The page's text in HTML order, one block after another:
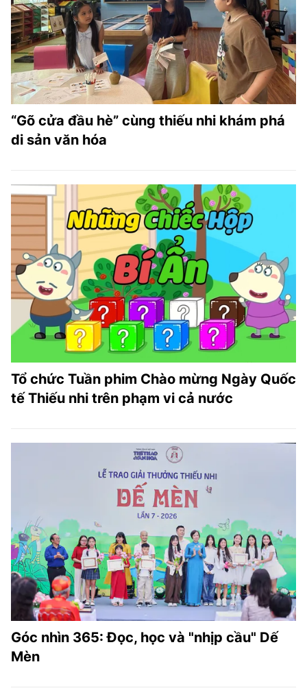
TRA CỨU PHƯỜNG XÃ
CỐNG HIẾN
BÙI XUÂN PHÁI
TIỆN ÍCH
LIÊN HỆ QUẢNG CÁO
Điện thoại: 024.38254756
MẠNG XÃ HỘI
“Gõ cửa đầu hè” cùng thiếu nhi khám phá
di sản văn hóa
Tổ chức Tuần phim Chào mừng Ngày Quốc
tế Thiếu nhi trên phạm vi cả nước
Góc nhìn 365: Đọc, học và "nhịp cầu" Dế
Mèn